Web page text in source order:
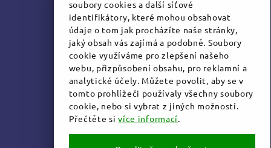
soubory cookies a další síťové
identifikátory, které mohou obsahovat
údaje o tom jak procházíte naše stránky,
jaký obsah vás zajímá a podobně. Soubory
cookie využíváme pro zlepšení našeho
webu, přizpůsobení obsahu, pro reklamní a
analytické účely. Můžete povolit, aby se v
tomto prohlížeči používaly všechny soubory
cookie, nebo si vybrat z jiných možností.
Přečtěte sivíce informací.